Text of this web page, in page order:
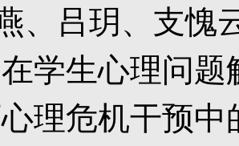
、吕玥、支愧
学生心理问题
理危机干预中